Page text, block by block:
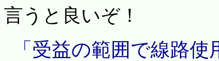
言うと良いぞ！
「受益の範囲で線路